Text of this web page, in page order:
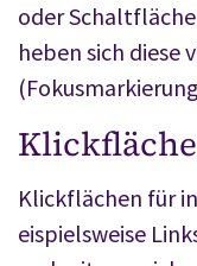
oder
heben sich diese
Klickflächen für
eispielsweise